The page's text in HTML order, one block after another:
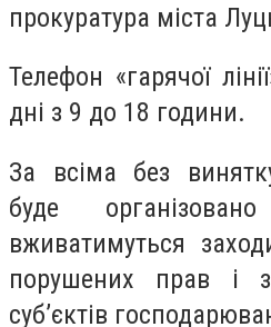
прокуратура міста
Телефон «гарячої
дні з 9 до 18 години.
За всіма без
буде
вживатимуться
порушених прав і
суб’єктів